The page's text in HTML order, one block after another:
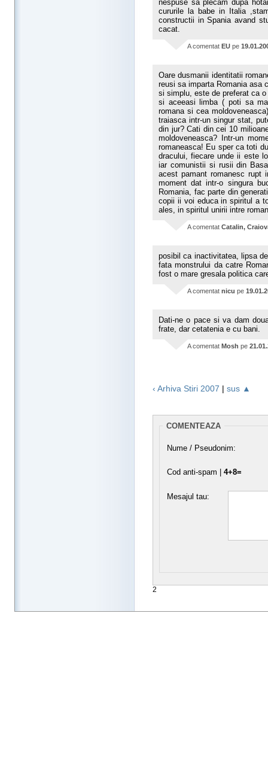
nespuse sa plecam dupa
cururile la babe in Italia
constructii in Spania avand
cacat.
A comentat EU pe
Oare dusmanii identitatii
reusi sa imparta Romania asa
si simplu, este de preferat ca
si aceeasi limba ( poti sa
romana si cea
traiasca intr-un singur stat,
din jur? Cati din cei 10
moldoveneasca? Intr-un
romaneasca! Eu sper ca toti
dracului, fiecare unde ii este
iar comunistii si rusii din
acest pamant romanesc
moment dat intr-o singura
Romania, fac parte din
copii ii voi educa in spiritul a
ales, in spiritul unirii intre
A comentat Catalin,
posibil ca inactivitatea, lipsa
fata monstrului da catre
fost o mare gresala politica
A comentat nicu pe
Dati-ne o pace si va dam
frate, dar cetatenia e cu bani.
A comentat Mosh pe
‹ Arhiva Stiri 2007 | sus ▲
COMENTEAZA
Nume / Pseudonim:
Cod anti-spam | 4+8=
Mesajul tau:
2